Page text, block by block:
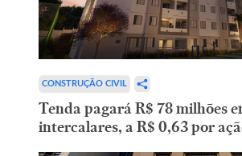
CONSTRUÇÃO CIVIL
Tenda pagará R$ 78 milhões
intercalares, a R$ 0,63 por